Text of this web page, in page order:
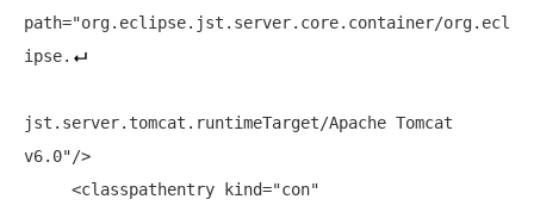
path="org.eclipse.jst.server.core.container/org.ecl
ipse.
jst.server.tomcat.runtimeTarget/Apache Tomcat
v6.0"/>